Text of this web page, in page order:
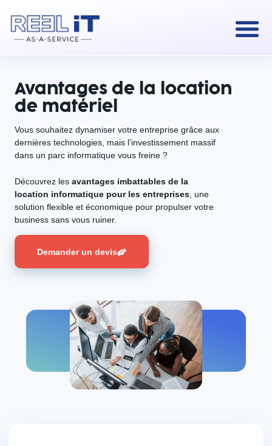
Avantages de la location
de matériel
Vous souhaitez dynamiser votre entreprise grâce aux
dernières technologies, mais l’investissement massif
dans un parc informatique vous freine ?
Découvrez lesavantages imbattables de la
location informatique pour les entreprises , une
solution flexible et économique pour propulser votre
business sans vous ruiner.
Demander un devis